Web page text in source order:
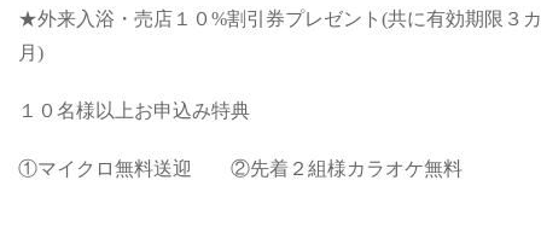
★外来入浴・売店１０%割引券プレゼント(共に有効期限３カ
月)
１０名様以上お申込み特典
①マイクロ無料送迎 ②先着２組様カラオケ無料